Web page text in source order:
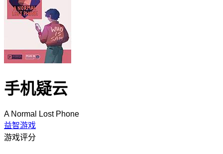
手机疑云
A Normal Lost Phone
益智游戏
游戏评分